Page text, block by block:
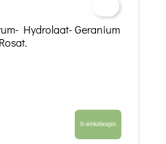
Hydrolaat- Geranium
Rosat.
In winkelwagen